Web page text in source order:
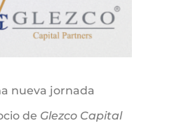
nueva jornada
de Glezco Capital